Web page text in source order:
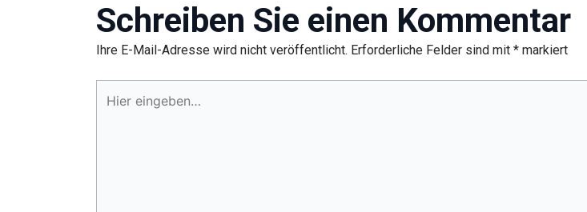
Schreiben Sie einen Kommentar
Ihre E-Mail-Adresse wird nicht veröffentlicht. Erforderliche Felder sind mit * markiert
eingeben…